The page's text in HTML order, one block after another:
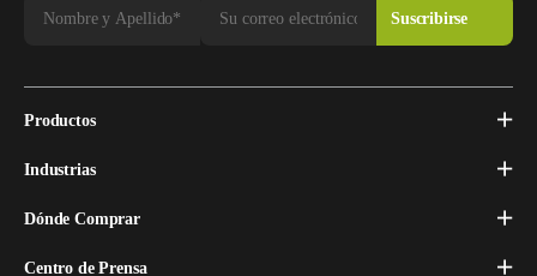
Productos
Industrias
Dónde Comprar
Centro de Prensa